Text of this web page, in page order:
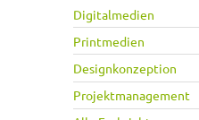
Digitalmedien
Printmedien
Designkonzeption
Projektmanagement